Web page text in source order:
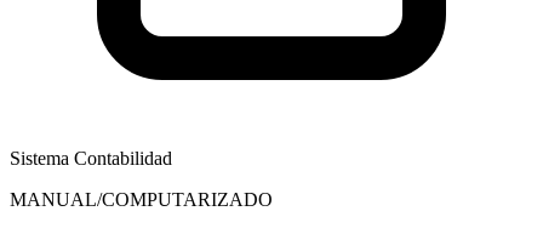
Sistema Contabilidad
MANUAL/COMPUTARIZADO